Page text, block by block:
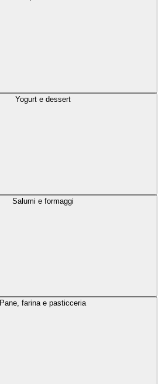
Yogurt e dessert
Salumi e formaggi
Pane, farina e pasticceria